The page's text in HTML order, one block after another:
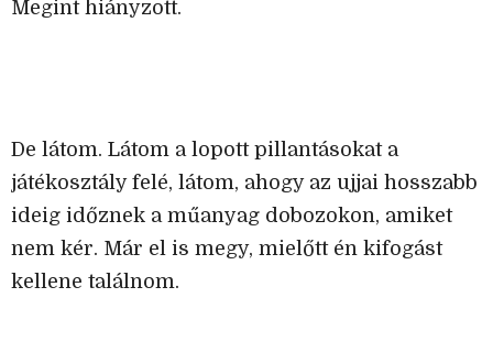
Megint hiányzott.
De látom. Látom a lopott pillantásokat a
játékosztály felé, látom, ahogy az ujjai hosszabb
ideig időznek a műanyag dobozokon, amiket
nem kér. Már el is megy, mielőtt én kifogást
kellene találnom.